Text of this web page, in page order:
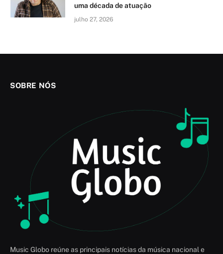
uma década de atuação
julho 27, 2026
SOBRE NÓS
Music Globo reúne as principais notícias da música nacional e